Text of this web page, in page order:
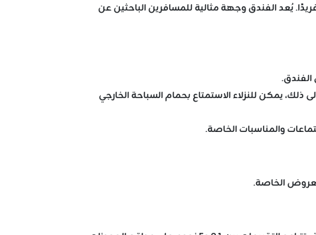
يُعد الفندق وجهة مثالية للمسافرين الباحثين عن
الفندق.
يمكن للنزلاء الاستمتاع بحمام السباحة الخارجي
والمناسبات الخاصة.